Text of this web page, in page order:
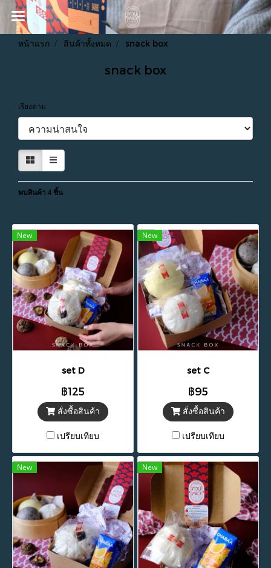
หน้าแรก สินค้าทั้งหมด snack box
snack box
เรียงตาม
พบสินค้า 4 ชิ้น
New
set D
฿125
สั่งซื้อสินค้า
เปรียบเทียบ
New
set C
฿95
สั่งซื้อสินค้า
เปรียบเทียบ
New New